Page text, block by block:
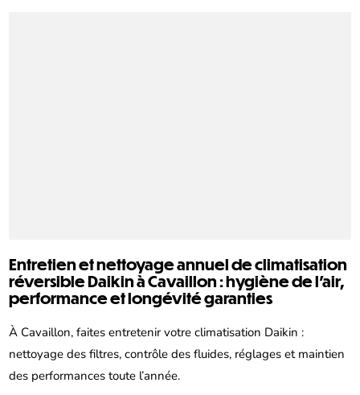
Entretien et nettoyage annuel de climatisation
réversible Daikin à Cavaillon : hygiène de l’air,
performance et longévité garanties
À Cavaillon, faites entretenir votre climatisation Daikin :
nettoyage des filtres, contrôle des fluides, réglages et maintien
des performances toute l’année.